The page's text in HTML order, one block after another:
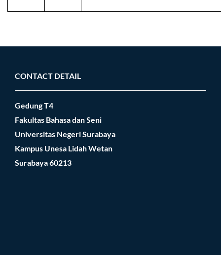
CONTACT DETAIL
Gedung T4
Fakultas Bahasa dan Seni
Universitas Negeri Surabaya
Kampus Unesa Lidah Wetan
Surabaya 60213